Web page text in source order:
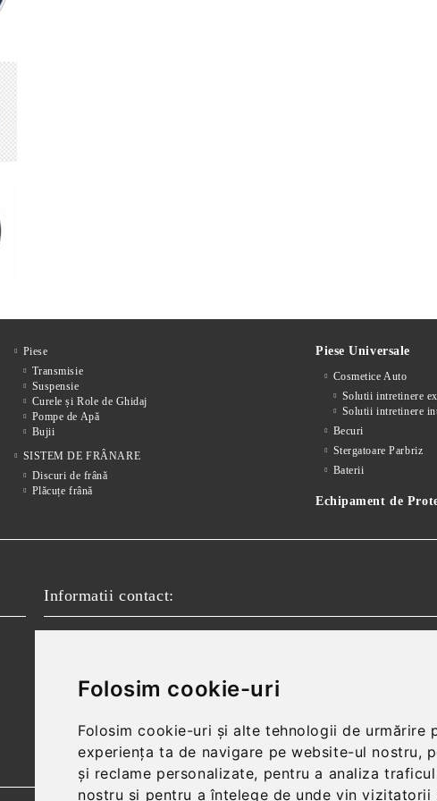
Folosim cookie-uri
Folosim cookie-uri și alte tehnologii de urmărire
experiența ta de navigare pe website-ul nostru,
și reclame personalizate, pentru a analiza
nostru și pentru a înțelege de unde vin vizitatorii
Piese
Transmisie
Suspensie
Curele și Role de Ghidaj
Pompe de Apă
Bujii
SISTEM DE FRÂNARE
Discuri de frână
Plăcuțe frână
Piese Universale
Cosmetice Auto
Solutii intretinere
Solutii intretinere
Becuri
Stergatoare Parbriz
Baterii
Echipament de
Informatii contact: